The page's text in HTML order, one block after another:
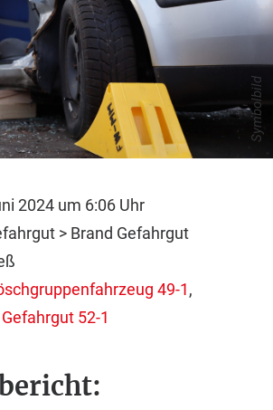
Symbolbild
2024 um 6:06 Uhr
> Brand Gefahrgut
49-1,
52-1